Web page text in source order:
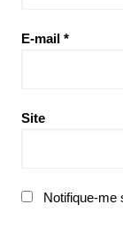
E-mail *
Site
Notifique-me